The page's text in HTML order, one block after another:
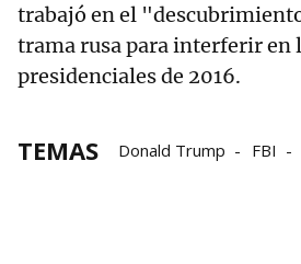
trabajó en el
trama rusa para interferir en
presidenciales de 2016.
TEMAS Donald Trump FBI